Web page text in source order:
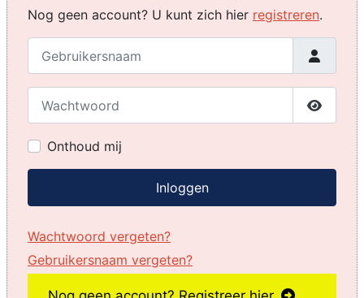
Nog geen account? U kunt zich hier registreren.
Toon
Onthoud mij
Inloggen
Wachtwoord vergeten?
Gebruikersnaam vergeten?